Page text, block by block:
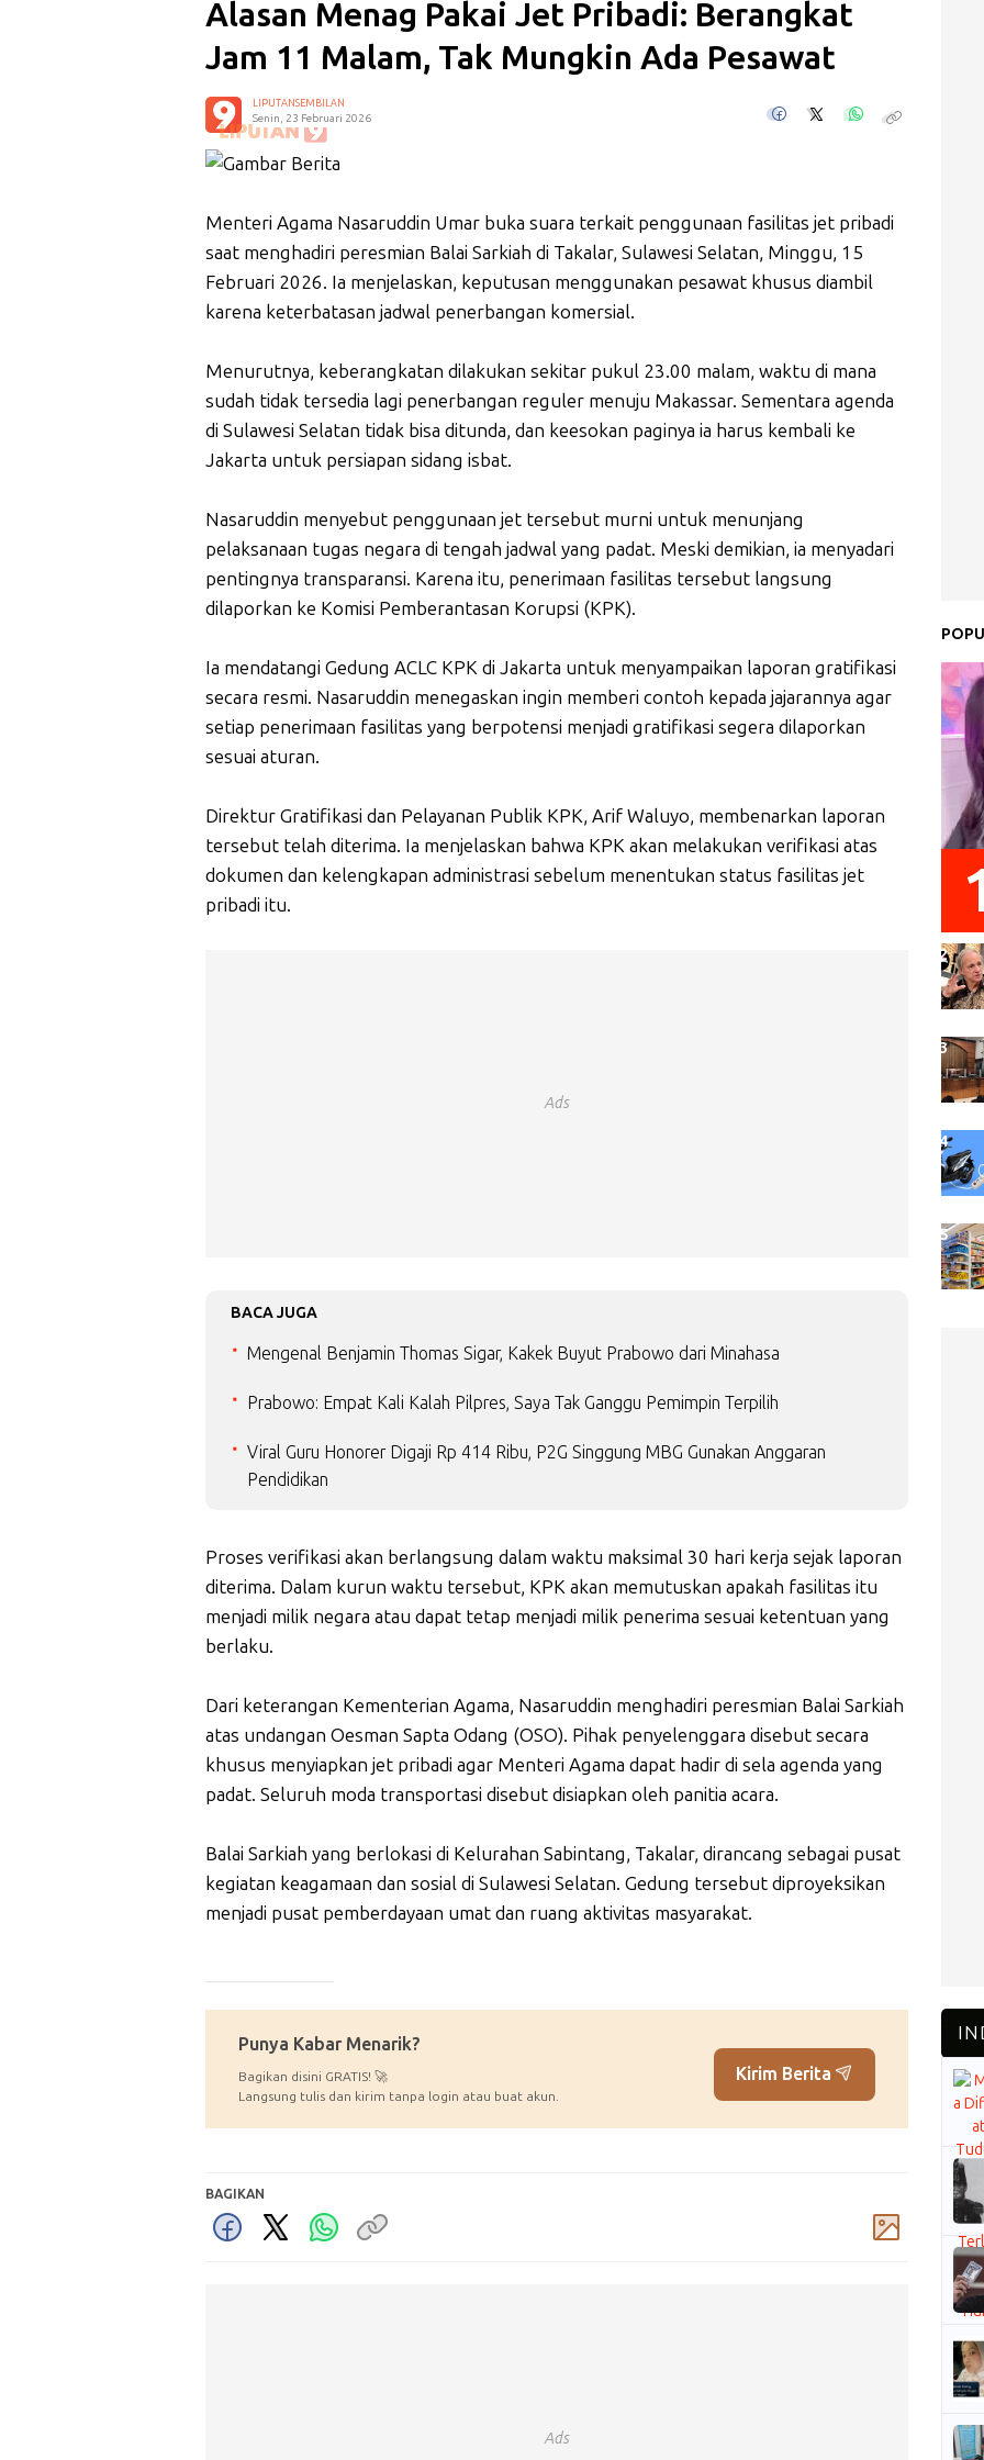
Alasan Menag Pakai Jet Pribadi: Berangkat
Jam 11 Malam, Tak Mungkin Ada Pesawat
LIPUTANSEMBILAN
Senin, 23 Februari 2026
Menteri Agama Nasaruddin Umar buka suara terkait penggunaan fasilitas jet pribadi
saat menghadiri peresmian Balai Sarkiah di Takalar, Sulawesi Selatan, Minggu, 15
Februari 2026. Ia menjelaskan, keputusan menggunakan pesawat khusus diambil
karena keterbatasan jadwal penerbangan komersial.
Menurutnya, keberangkatan dilakukan sekitar pukul 23.00 malam, waktu di mana
sudah tidak tersedia lagi penerbangan reguler menuju Makassar. Sementara agenda
di Sulawesi Selatan tidak bisa ditunda, dan keesokan paginya ia harus kembali ke
Jakarta untuk persiapan sidang isbat.
Nasaruddin menyebut penggunaan jet tersebut murni untuk menunjang
pelaksanaan tugas negara di tengah jadwal yang padat. Meski demikian, ia menyadari
pentingnya transparansi. Karena itu, penerimaan fasilitas tersebut langsung
dilaporkan ke Komisi Pemberantasan Korupsi (KPK).
Ia mendatangi Gedung ACLC KPK di Jakarta untuk menyampaikan laporan gratifikasi
secara resmi. Nasaruddin menegaskan ingin memberi contoh kepada jajarannya agar
setiap penerimaan fasilitas yang berpotensi menjadi gratifikasi segera dilaporkan
sesuai aturan.
Direktur Gratifikasi dan Pelayanan Publik KPK, Arif Waluyo, membenarkan laporan
tersebut telah diterima. Ia menjelaskan bahwa KPK akan melakukan verifikasi atas
dokumen dan kelengkapan administrasi sebelum menentukan status fasilitas jet
pribadi itu.
Ads
BACA JUGA
Mengenal Benjamin Thomas Sigar, Kakek Buyut Prabowo dari Minahasa
Prabowo: Empat Kali Kalah Pilpres, Saya Tak Ganggu Pemimpin Terpilih
Viral Guru Honorer Digaji Rp 414 Ribu, P2G Singgung MBG Gunakan Anggaran
Pendidikan
Proses verifikasi akan berlangsung dalam waktu maksimal 30 hari kerja sejak laporan
diterima. Dalam kurun waktu tersebut, KPK akan memutuskan apakah fasilitas itu
menjadi milik negara atau dapat tetap menjadi milik penerima sesuai ketentuan yang
berlaku.
Dari keterangan Kementerian Agama, Nasaruddin menghadiri peresmian Balai Sarkiah
atas undangan Oesman Sapta Odang (OSO). Pihak penyelenggara disebut secara
khusus menyiapkan jet pribadi agar Menteri Agama dapat hadir di sela agenda yang
padat. Seluruh moda transportasi disebut disiapkan oleh panitia acara.
Balai Sarkiah yang berlokasi di Kelurahan Sabintang, Takalar, dirancang sebagai pusat
kegiatan keagamaan dan sosial di Sulawesi Selatan. Gedung tersebut diproyeksikan
menjadi pusat pemberdayaan umat dan ruang aktivitas masyarakat.
Punya Kabar Menarik?
Bagikan disini GRATIS! 🚀
Langsung tulis dan kirim tanpa login atau buat akun.
Kirim Berita
BAGIKAN
Ads